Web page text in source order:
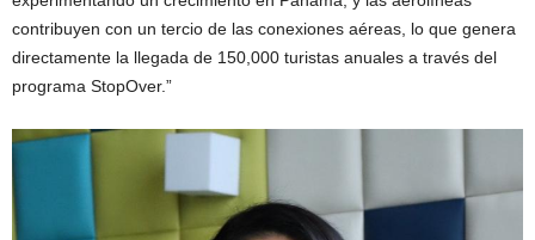
contribuyen con un tercio de las conexiones aéreas, lo que genera
directamente la llegada de 150,000 turistas anuales a través del
programa StopOver.”